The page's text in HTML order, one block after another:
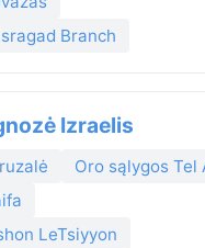
Branch
Izraelis
Oro sąlygos Tel
LeTsiyyon